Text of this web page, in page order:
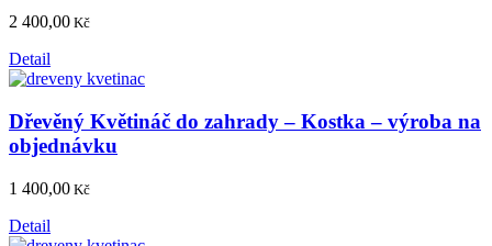
2 400,00 Kč
Detail
Dřevěný Květináč do zahrady – Kostka – výroba na
objednávku
1 400,00 Kč
Detail